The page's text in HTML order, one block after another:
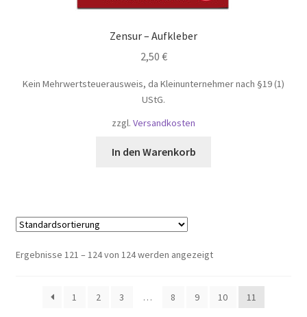
Zensur – Aufkleber
2,50 €
Kein Mehrwertsteuerausweis, da Kleinunternehmer nach §19 (1)
UStG.
zzgl. Versandkosten
In den Warenkorb
Ergebnisse 121 – 124 von 124 werden angezeigt
1 2 3 … 8 9 10 11